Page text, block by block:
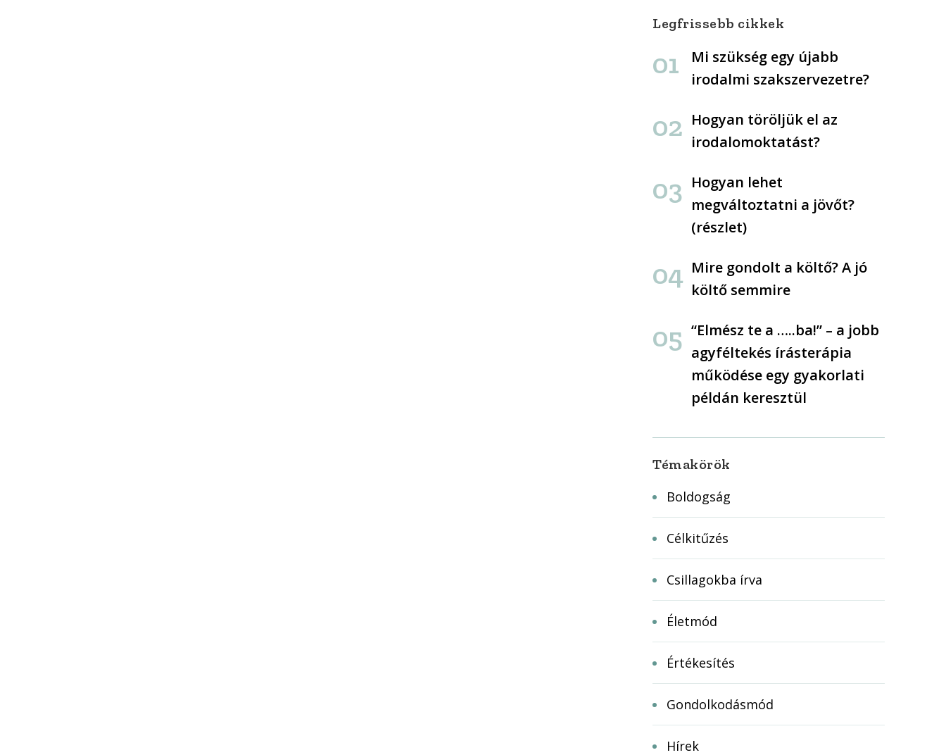
Legfrissebb cikkek
Mi szükség egy újabb
irodalmi szakszervezetre?
Hogyan töröljük el az
irodalomoktatást?
Hogyan lehet
megváltoztatni a jövőt?
(részlet)
Mire gondolt a költő? A jó
költő semmire
“Elmész te a …..ba!” – a jobb
agyféltekés írásterápia
működése egy gyakorlati
példán keresztül
Témakörök
Boldogság
Célkitűzés
Csillagokba írva
Életmód
Értékesítés
Gondolkodásmód
Hírek